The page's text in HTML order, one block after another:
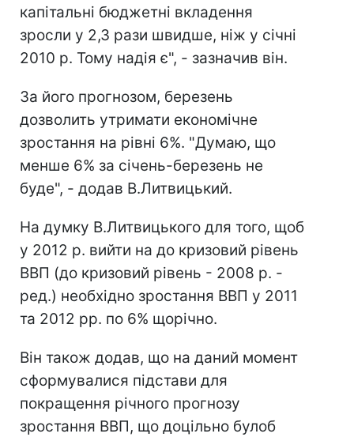
капітальні бюджетні вкладення
зросли у 2,3 рази швидше, ніж у січні
2010 р. Тому надія є", - зазначив він.
За його прогнозом, березень
дозволить утримати економічне
зростання на рівні 6%. "Думаю, що
менше 6% за січень-березень не
буде", - додав В.Литвицький.
На думку В.Литвицького для того, щоб
у 2012 р. вийти на до кризовий рівень
ВВП (до кризовий рівень - 2008 р. -
ред.) необхідно зростання ВВП у 2011
та 2012 рр. по 6% щорічно.
Він також додав, що на даний момент
сформувалися підстави для
покращення річного прогнозу
зростання ВВП, що доцільно булоб